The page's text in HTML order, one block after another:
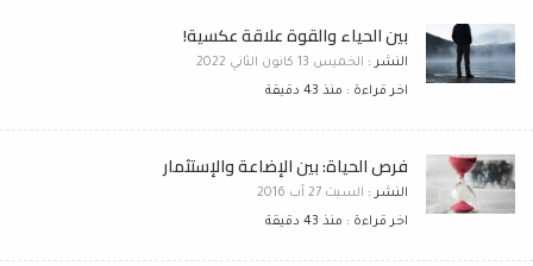
بين الحياء والقوة علاقة عكسية!
النشر : الخميس 13 كانون الثاني 2022
اخر قراءة : منذ 43 دقيقة
فرص الحياة: بين الإضاعة والإستثمار
النشر : السبت 27 آب 2016
اخر قراءة : منذ 43 دقيقة